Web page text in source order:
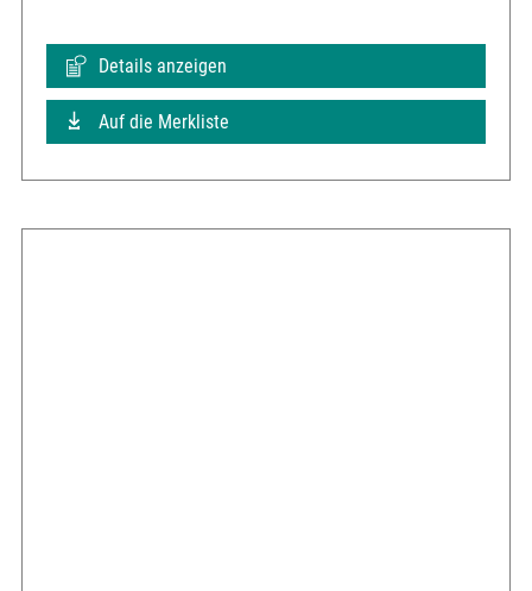
Details anzeigen
Auf die Merkliste